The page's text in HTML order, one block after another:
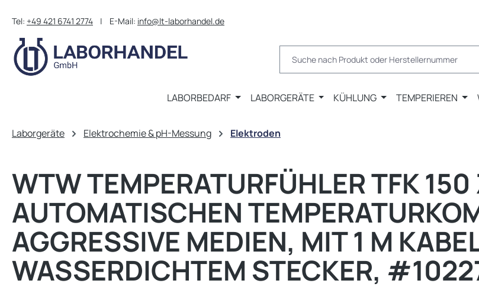
Tel: +49 421 6741 2774 | E-Mail: info@lt-laborhandel.de
LABORBEDARF LABORGERÄTE KÜHLUNG TEMPERIEREN
Laborgeräte Elektrochemie & pH-Messung Elektroden
WTW TEMPERATURFÜHLER TFK 150
AUTOMATISCHEN
AGGRESSIVE MEDIEN, MIT 1 M
WASSERDICHTEM STECKER,